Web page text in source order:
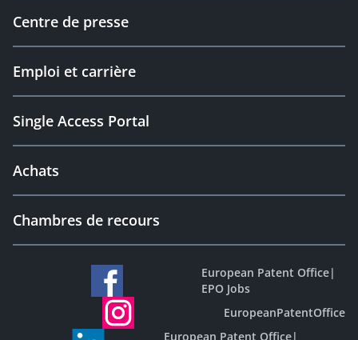
Centre de presse
Emploi et carrière
Single Access Portal
Achats
Chambres de recours
European Patent Office|
EPO Jobs
EuropeanPatentOffice
European Patent Office|